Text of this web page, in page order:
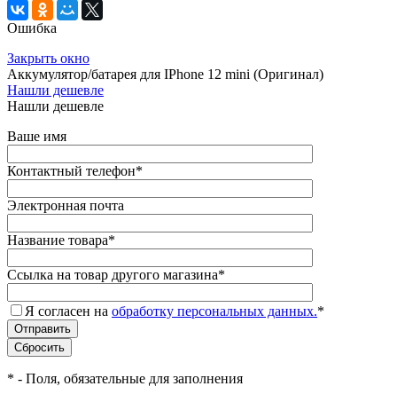
Ошибка
Закрыть окно
Аккумулятор/батарея для IPhone 12 mini (Оригинал)
Нашли дешевле
Нашли дешевле
Ваше имя
Контактный телефон*
Электронная почта
Название товара*
Ссылка на товар другого магазина*
Я согласен на обработку персональных данных.*
* - Поля, обязательные для заполнения